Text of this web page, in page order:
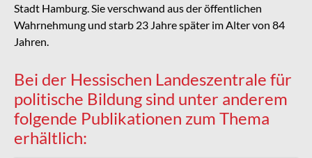
Stadt Hamburg. Sie verschwand aus der öffentlichen
Wahrnehmung und starb 23 Jahre später im Alter von 84
Jahren.
Bei der Hessischen Landeszentrale für
politische Bildung sind unter anderem
folgende Publikationen zum Thema
erhältlich: